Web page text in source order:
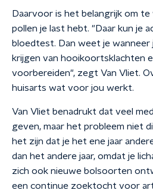
Daarvoor is het belangrijk om
pollen je last hebt. "Daar kun je
bloedtest. Dan weet je wanneer
krijgen van hooikoortsklachten
voorbereiden", zegt Van Vliet.
huisarts wat voor jou werkt.
Van Vliet benadrukt dat veel
geven, maar het probleem niet
het zijn dat je het ene jaar
dan het andere jaar, omdat je
zich ook nieuwe bolsoorten
een continue zoektocht voor